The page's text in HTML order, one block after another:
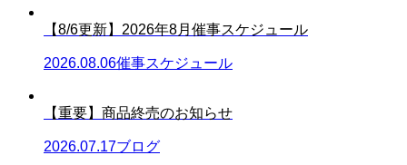
【8/6更新】2026年8月催事スケジュール
2026.08.06催事スケジュール
【重要】商品終売のお知らせ
2026.07.17ブログ